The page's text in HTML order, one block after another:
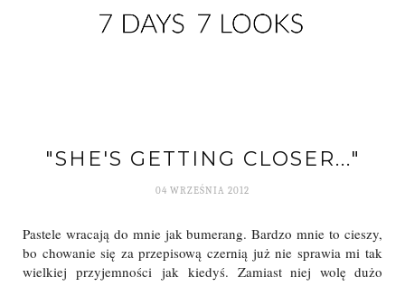
"SHE'S GETTING CLOSER..."
04 WRZEŚNIA 2012
Pastele wracają do mnie jak bumerang. Bardzo mnie to cieszy,
bo chowanie się za przepisową czernią już nie sprawia mi tak
wielkiej przyjemności jak kiedyś. Zamiast niej wolę dużo